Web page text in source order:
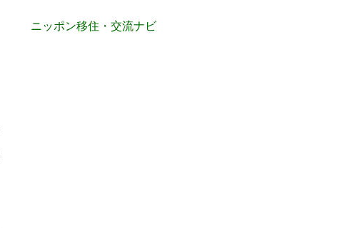
ニッポン移住・交流ナビ